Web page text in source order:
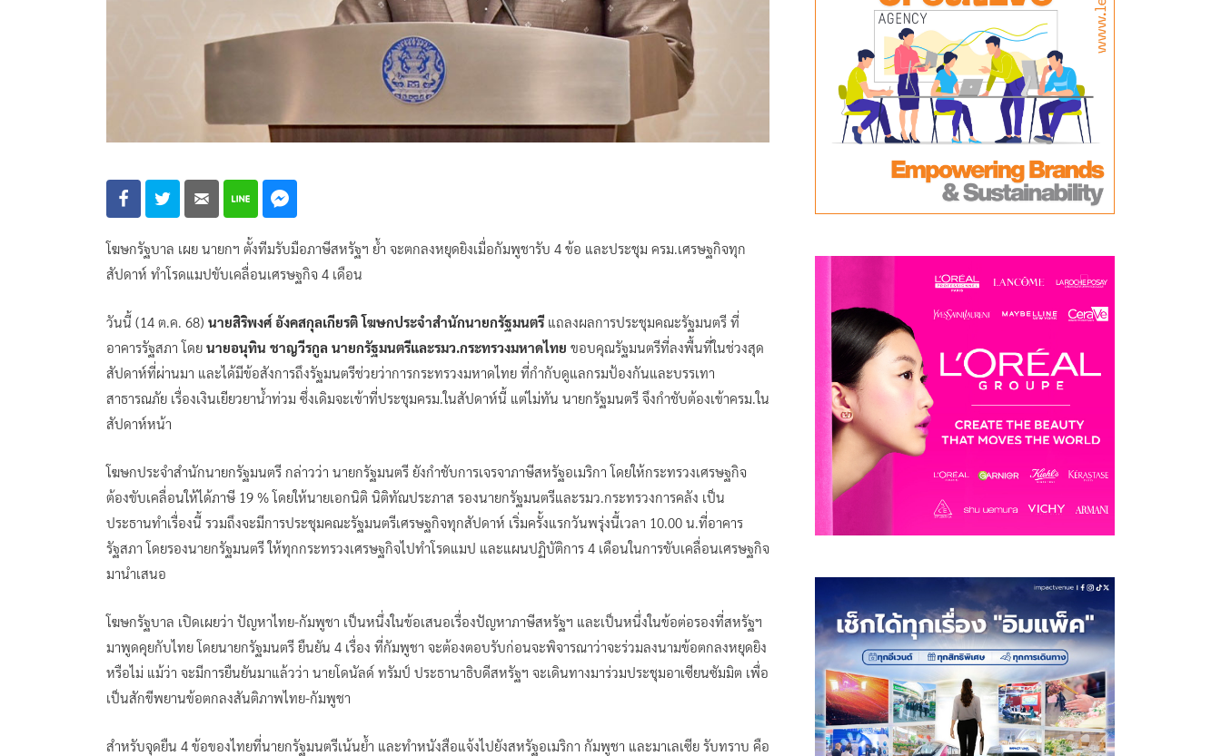
โฆษกรัฐบาล เผย นายกฯ ตั้งทีมรับมือภาษีสหรัฐฯ ย้ำ จะตกลงหยุดยิงเมื่อกัมพูชารับ 4 ข้อ และประชุม ครม.เศรษฐกิจทุก
สัปดาห์ ทำโรดแมปขับเคลื่อนเศรษฐกิจ 4 เดือน
วันนี้ (14 ต.ค. 68) นายสิริพงศ์​ อังคสกุลเกียรติ โฆษกประจำสำนักนายกรัฐมนตรี แถลงผลการประชุมคณะรัฐมนตรี ที่
อาคารรัฐสภา โดย นายอนุทิน ชาญวีรกูล นายกรัฐมนตรีและรมว.กระทรวงมหาดไทย ขอบคุณรัฐมนตรีที่ลงพื้นที่ในช่วงสุด
สัปดาห์ที่ผ่านมา และได้มีข้อสังการถึงรัฐมนตรีช่วยว่าการกระทรวงมหาดไทย ที่กำกับดูแลกรมป้องกันและบรรเทา
สาธารณภัย เรื่องเงินเยียวยาน้ำท่วม ซึ่งเดิมจะเข้าที่ประชุมครม.ในสัปดาห์นี้ แต่ไม่ทัน นายกรัฐมนตรี จึงกำชับต้องเข้าครม.ใน
สัปดาห์หน้า
โฆษกประจำสำนักนายกรัฐมนตรี กล่าวว่า นายกรัฐมนตรี ยังกำชับการเจรจาภาษีสหรัฐอเมริกา โดยให้กระทรวงเศรษฐกิจ
ต้องขับเคลื่อนให้ได้ภาษี 19 % โดยให้นายเอกนิติ นิติทัณประภาส รองนายกรัฐมนตรีและรมว.กระทรวงการคลัง เป็น
ประธานทำเรื่องนี้ รวมถึงจะมีการประชุมคณะรัฐมนตรีเศรษฐกิจทุกสัปดาห์ เริ่มครั้งแรกวันพรุ่งนี้เวลา 10.00 น.ที่อาคาร
รัฐสภา โดยรองนายกรัฐมนตรี ให้ทุกกระทรวงเศรษฐกิจไปทำโรดแมป และแผนปฏิบัติการ 4 เดือนในการขับเคลื่อนเศรษฐกิจ
มานำเสนอ
โฆษกรัฐบาล เปิดเผยว่า ปัญหาไทย-กัมพูชา เป็นหนึ่งในข้อเสนอเรื่องปัญหาภาษีสหรัฐฯ และเป็นหนึ่งในข้อต่อรองที่สหรัฐฯ​
มาพูดคุยกับไทย โดยนายกรัฐมนตรี ยืนยัน 4 เรื่อง ที่กัมพูชา จะต้องตอบรับก่อนจะพิจารณาว่าจะร่วมลงนามข้อตกลงหยุดยิง
หรือไม่ แม้ว่า จะมีการยืนยันมาแล้วว่า นายโดนัลด์ ทรัมป์ ประธานาธิบดีสหรัฐฯ จะเดินทางมาร่วมประชุมอาเซียนซัมมิต เพื่อ
เป็นสักขีพยานข้อตกลงสันติภาพไทย-กัมพูชา
สำหรับจุดยืน 4 ข้อของไทยที่นายกรัฐมนตรีเน้นย้ำ และทำหนังสือแจ้งไปยังสหรัฐอเมริกา กัมพูชา และมาเลเซีย รับทราบ คือ